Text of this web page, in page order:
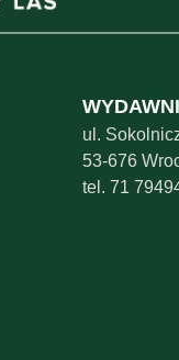
ul.
53-676
tel. 71